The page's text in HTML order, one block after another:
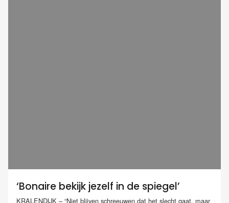
‘Bonaire bekijk jezelf in de spiegel’
KRALENDIJK – “Niet blijven schreeuwen dat het slecht gaat, maar